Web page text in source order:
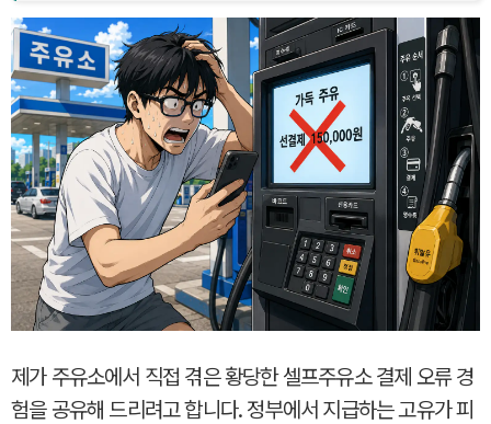
제가 주유소에서 직접 겪은 황당한 셀프주유소 결제 오류 경
험을 공유해 드리려고 합니다. 정부에서 지급하는 고유가 피